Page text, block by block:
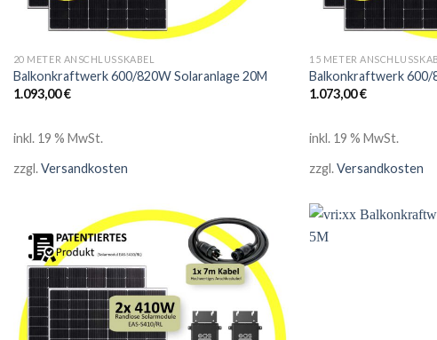
20 METER ANSCHLUSSKABEL
Balkonkraftwerk 600/820W Solaranlage 20M
1.093,00€
inkl. 19 % MwSt.
zzgl.Versandkosten
15 METER
Balkonkraftwerk 600/
1.073,00€
inkl. 19 % MwSt.
zzgl.Versandkosten